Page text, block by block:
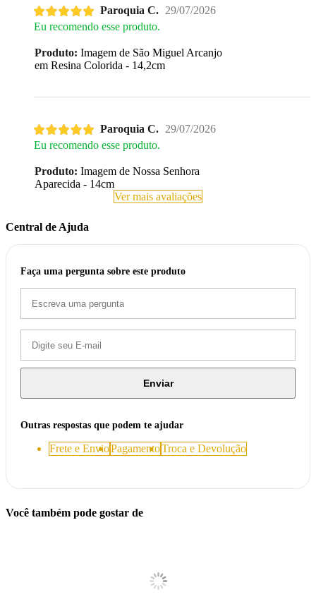
Paroquia C. 29/07/2026
Eu recomendo esse produto.
Produto: Imagem de São Miguel Arcanjo
em Resina Colorida - 14,2cm
Paroquia C. 29/07/2026
Eu recomendo esse produto.
Produto: Imagem de Nossa Senhora
Aparecida - 14cm
Ver mais avaliações
Central de Ajuda
Faça uma pergunta sobre este produto
Enviar
Outras respostas que podem te ajudar
Frete e EnvioPagamentoTroca e Devolução
Você também pode gostar de